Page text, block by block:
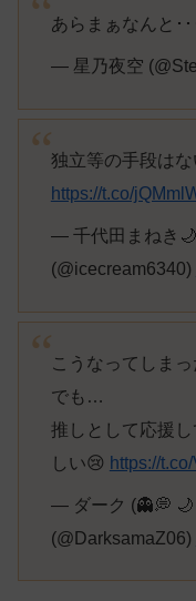
あらまぁなんと･･
— 星乃夜空
独立等の手段は
https://t.co/
— 千代田まねき
(@icecream6340)
こうなってしま
でも…
推しとして応援
しい😢 https://
— ダーク (👻💭
(@DarksamaZ06)